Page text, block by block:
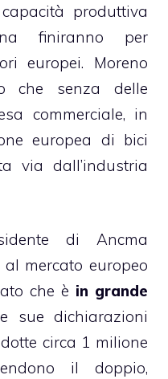
produttiva
finiranno per
europei. Moreno
che senza delle
commerciale, in
europea di bici
via dall’industria
di Ancma
mercato europeo
che è in grande
sue dichiarazioni
circa 1 milione
il doppio,